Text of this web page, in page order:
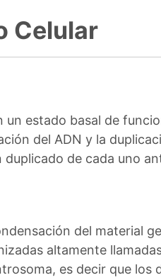
Celular
un estado basal de
del ADN y la
de cada uno
del material
altamente
es decir que